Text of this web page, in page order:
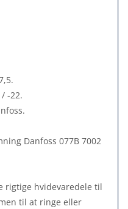
-22.
Danfoss 077B 7002
hvidevaredele til
til at ringe eller